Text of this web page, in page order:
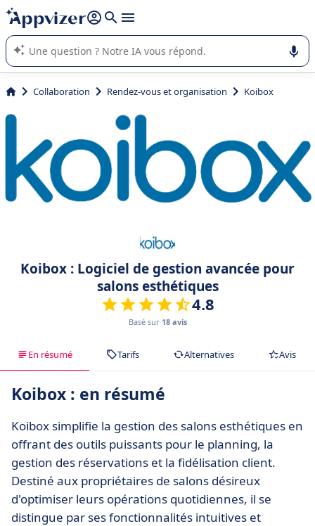
répondre (plusieurs lignes avec
L'IA de Appvizer vous guide dans l'utilisation ou la sélection de
logiciel SaaS en entreprise.
Collaboration Rendez-vous et organisation Koibox
Koibox : Logiciel de gestion avancée pour
salons esthétiques
4.8
Basé sur 18 avis
En résumé Tarifs Alternatives Avis
Koibox : en résumé
Koibox simplifie la gestion des salons esthétiques en
offrant des outils puissants pour le planning, la
gestion des réservations et la fidélisation client.
Destiné aux propriétaires de salons désireux
d'optimiser leurs opérations quotidiennes, il se
distingue par ses fonctionnalités intuitives et